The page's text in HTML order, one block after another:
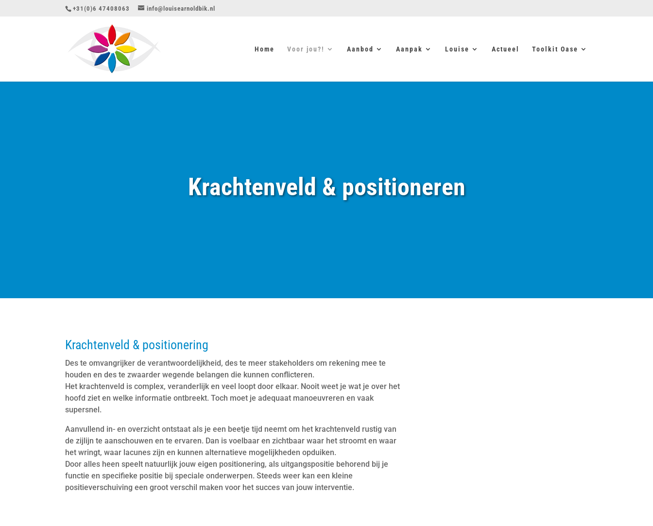
+31(0)6 47408063 info@louisearnoldbik.nl
Home Voor jou?! Aanbod Aanpak Louise Actueel Toolkit Oase
Krachtenveld & positioneren
Krachtenveld & positionering
Des te omvangrijker de verantwoordelijkheid, des te meer stakeholders om rekening mee te
houden en des te zwaarder wegende belangen die kunnen conflicteren.
Het krachtenveld is complex, veranderlijk en veel loopt door elkaar. Nooit weet je wat je over het
hoofd ziet en welke informatie ontbreekt. Toch moet je adequaat manoeuvreren en vaak
supersnel.
Aanvullend in- en overzicht ontstaat als je een beetje tijd neemt om het krachtenveld rustig van
de zijlijn te aanschouwen en te ervaren. Dan is voelbaar en zichtbaar waar het stroomt en waar
het wringt, waar lacunes zijn en kunnen alternatieve mogelijkheden opduiken.
Door alles heen speelt natuurlijk jouw eigen positionering, als uitgangspositie behorend bij je
functie en specifieke positie bij speciale onderwerpen. Steeds weer kan een kleine
positieverschuiving een groot verschil maken voor het succes van jouw interventie.